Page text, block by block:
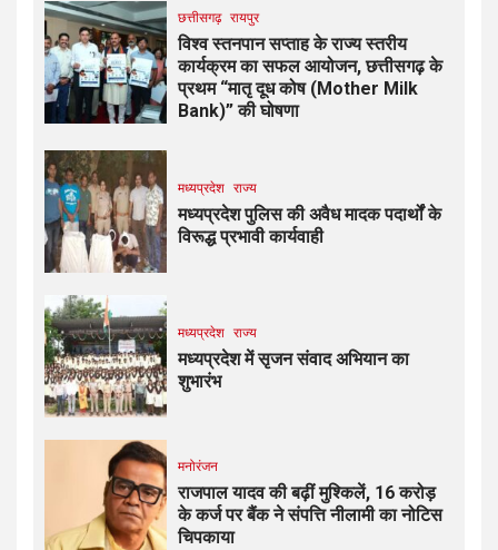
छत्तीसगढ़ रायपुर
विश्व स्तनपान सप्ताह के राज्य स्तरीय
कार्यक्रम का सफल आयोजन, छत्तीसगढ़ के
प्रथम “मातृ दूध कोष (Mother Milk
Bank)” की घोषणा
मध्यप्रदेश राज्य
मध्यप्रदेश पुलिस की अवैध मादक पदार्थों के
विरूद्ध प्रभावी कार्यवाही
मध्यप्रदेश राज्य
मध्यप्रदेश में सृजन संवाद अभियान का
शुभारंभ
मनोरंजन
राजपाल यादव की बढ़ीं मुश्किलें, ₹16 करोड़
के कर्ज पर बैंक ने संपत्ति नीलामी का नोटिस
चिपकाया